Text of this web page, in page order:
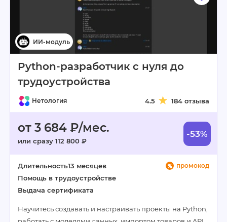
Python-разработчик с нуля до
трудоустройства
Нетология 4.5 184 отзыва
от 3 684 ₽/мес.
или сразу 112 800 ₽
-53%
промокод
Длительность13 месяцев
Помощь в трудоустройстве
Выдача сертификата
Научитесь создавать и настраивать проекты на Python,